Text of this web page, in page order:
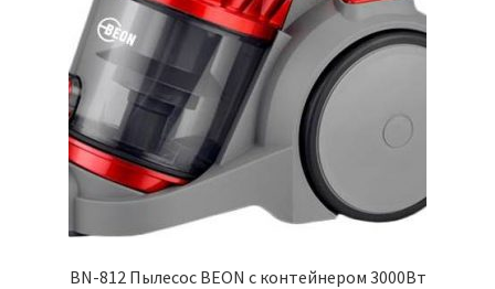
BN-812 Пылесос BEON с контейнером 3000Вт